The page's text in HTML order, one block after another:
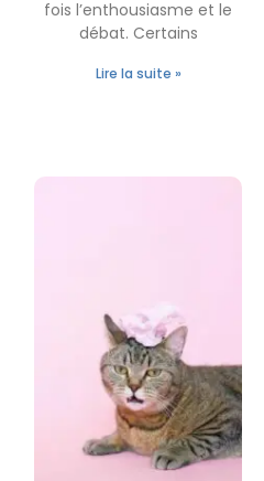
fois l’enthousiasme et le
débat. Certains
Lire la suite »